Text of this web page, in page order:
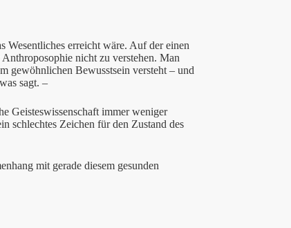
Wesentliches erreicht wäre. Auf der einen
nicht zu verstehen. Man
gewöhnlichen Bewusstsein versteht – und
sagt. –
Geisteswissenschaft immer weniger
schlechtes Zeichen für den Zustand des
mit gerade diesem gesunden